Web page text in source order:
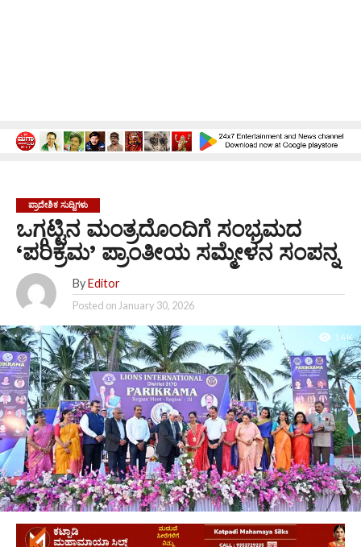
ಪ್ರಾದೇಶಿಕ ಸುದ್ದಿಗಳು
ಒಗ್ಗಟ್ಟಿನ ಮಂತ್ರದೊಂದಿಗೆ ಸಂಭ್ರಮದ
‘ಪರಿಕ್ರಮ’ ಪ್ರಾಂತೀಯ ಸಮ್ಮೇಳನ ಸಂಪನ್ನ
By Editor
Posted onJanuary 30, 2026
1.4K